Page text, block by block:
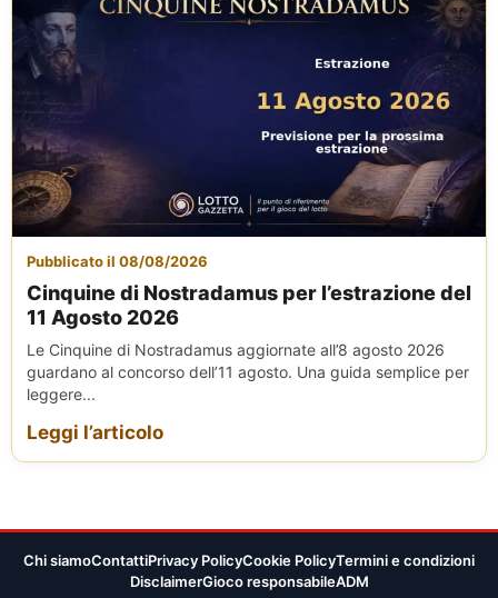
Pubblicato il 08/08/2026
Cinquine di Nostradamus per l’estrazione del
11 Agosto 2026
Le Cinquine di Nostradamus aggiornate all’8 agosto 2026
guardano al concorso dell’11 agosto. Una guida semplice per
leggere...
Leggi l’articolo
Chi siamoContattiPrivacy PolicyCookie PolicyTermini e condizioni
DisclaimerGioco responsabileADM